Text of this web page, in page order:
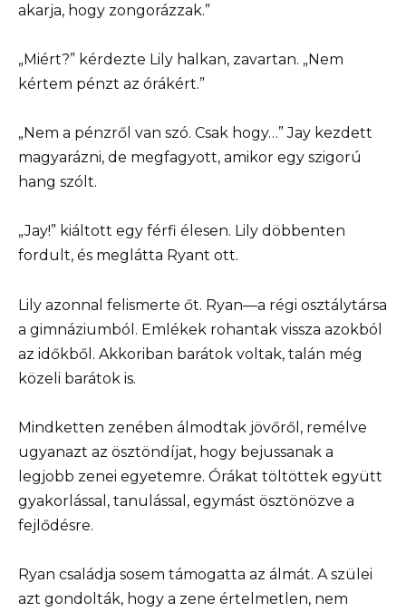
akarja, hogy zongorázzak.”
„Miért?” kérdezte Lily halkan, zavartan. „Nem
kértem pénzt az órákért.”
„Nem a pénzről van szó. Csak hogy…” Jay kezdett
magyarázni, de megfagyott, amikor egy szigorú
hang szólt.
„Jay!” kiáltott egy férfi élesen. Lily döbbenten
fordult, és meglátta Ryant ott.
Lily azonnal felismerte őt. Ryan—a régi osztálytársa
a gimnáziumból. Emlékek rohantak vissza azokból
az időkből. Akkoriban barátok voltak, talán még
közeli barátok is.
Mindketten zenében álmodtak jövőről, remélve
ugyanazt az ösztöndíjat, hogy bejussanak a
legjobb zenei egyetemre. Órákat töltöttek együtt
gyakorlással, tanulással, egymást ösztönözve a
fejlődésre.
Ryan családja sosem támogatta az álmát. A szülei
azt gondolták, hogy a zene értelmetlen, nem